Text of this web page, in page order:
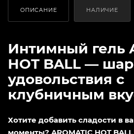
ОПИСАНИЕ НАЛИЧИЕ
Интимный гель
HOT BALL —
удовольствия с
клубничным
Хотите добавить сладости в